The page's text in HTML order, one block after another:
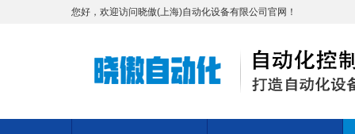
您好，欢迎访问晓傲(上海)自动化设备有限公司官网！